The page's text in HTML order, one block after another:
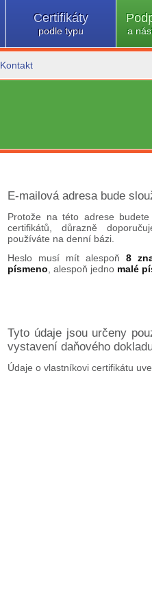
Certifikáty
podle typu a
Kontakt
E-mailová adresa bude
Protože na této adrese
certifikátů, důrazně
používáte na denní bázi.
Heslo musí mít alespoň 8
písmeno , alespoň jedno malé
Tyto údaje jsou určeny
vystavení daňového
Údaje o vlastníkovi certifikátu